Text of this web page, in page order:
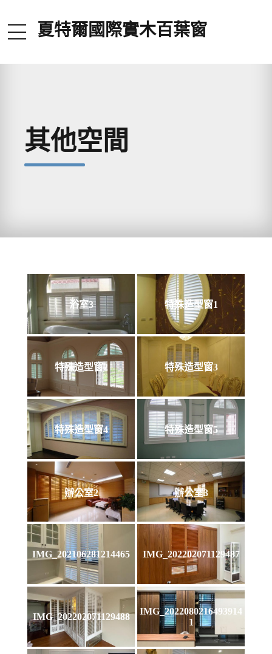
夏特爾國際實木百葉窗
其他空間
浴室3 特殊造型窗1
特殊造型窗2 特殊造型窗3
特殊造型窗4 特殊造型窗5
辦公室2 辦公室3
IMG_202106281214465 IMG_202202071129487
IMG_202202071129488
IMG_2022080216493914
1